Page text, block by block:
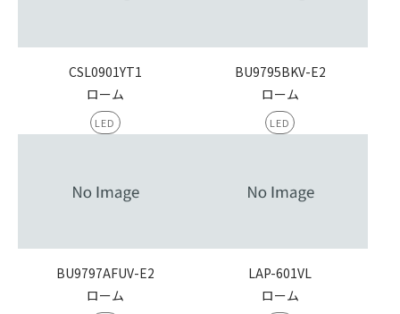
CSL0901YT1
ローム
LED
BU9795BKV-E2
ローム
LED
BU9797AFUV-E2
ローム
LAP-601VL
ローム